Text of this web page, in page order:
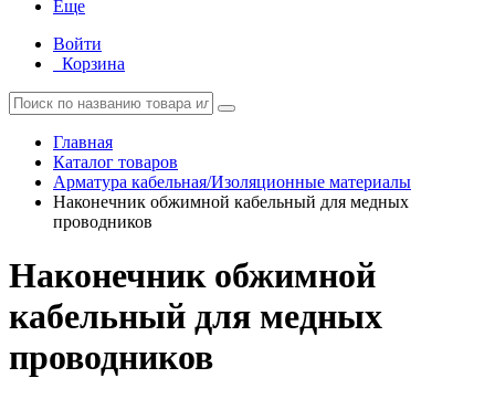
Еще
Войти
Корзина
Главная
Каталог товаров
Арматура кабельная/Изоляционные материалы
Наконечник обжимной кабельный для медных
проводников
Наконечник обжимной
кабельный для медных
проводников